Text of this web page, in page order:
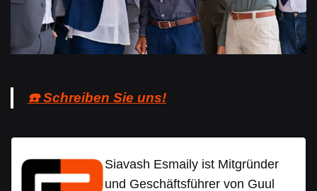
☎️ Schreiben Sie uns!
Siavash Esmaily ist Mitgründer
und Geschäftsführer von Guul